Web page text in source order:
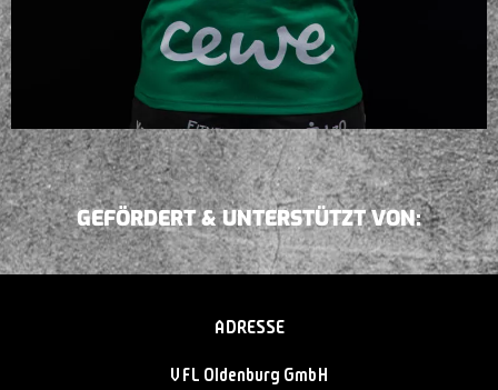
GEFÖRDERT & UNTERSTÜTZT VON:
ADRESSE
VFL Oldenburg GmbH